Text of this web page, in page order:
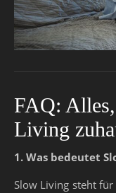
FAQ:
Living
1. Was bedeutet
Slow Living steht für